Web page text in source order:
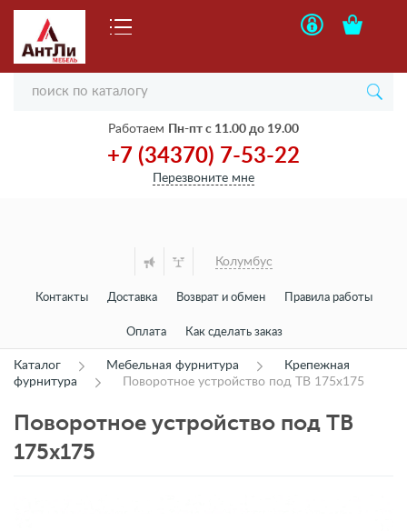
Работаем Пн-пт с 11.00 до 19.00
+7 (34370) 7-53-22
Перезвоните мне
Колумбус
Контакты Доставка Возврат и обмен Правила работы
Оплата Как сделать заказ
Каталог Мебельная фурнитура
Крепежная
фурнитура
Поворотное устройство под ТВ 175х175
Поворотное устройство под ТВ
175х175